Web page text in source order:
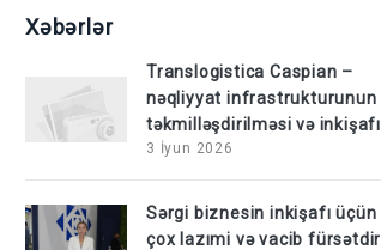
Xəbərlər
Translogistica Caspian –
nəqliyyat infrastrukturunun
təkmilləşdirilməsi və inkişafı
3 İyun 2026
Sərgi biznesin inkişafı üçün
çox lazımi və vacib fürsətdir